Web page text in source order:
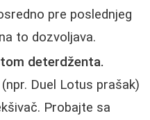
pre poslednjeg
to dozvoljava.
deterdženta.
Duel Lotus prašak)
Probajte sa